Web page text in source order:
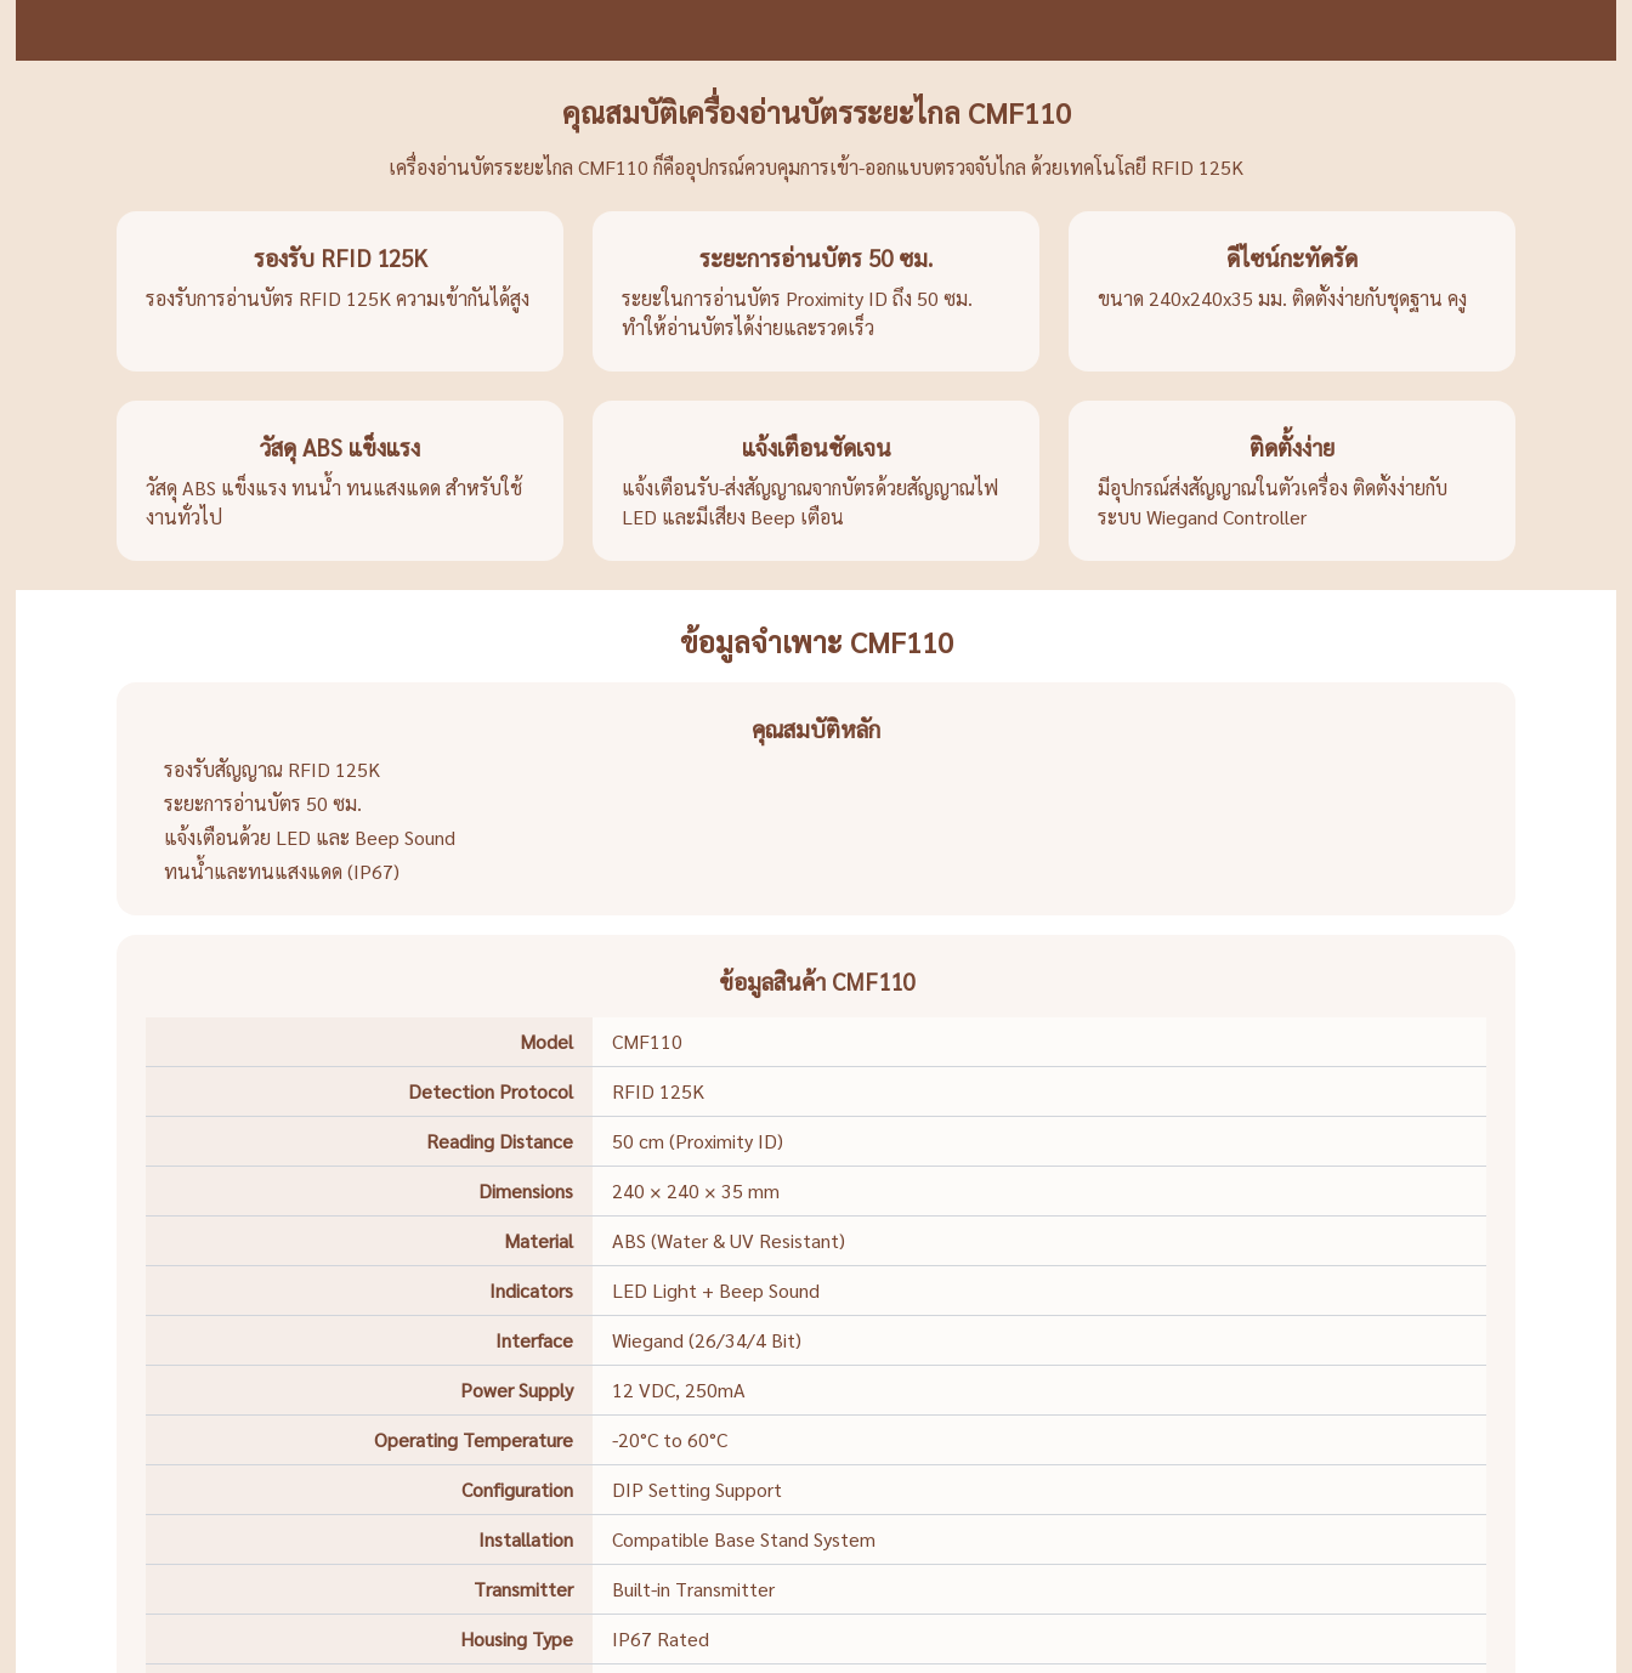
คุณสมบัติเครื่องอ่านบัตรระยะไกล CMF110
เครื่องอ่านบัตรระยะไกล CMF110 ก็คืออุปกรณ์ควบคุมการเข้า-ออกแบบตรวจจับไกล ด้วยเทคโนโลยี RFID 125K
รองรับ RFID 125K
รองรับการอ่านบัตร RFID 125K ความเข้ากันได้สูง
ระยะการอ่านบัตร 50 ซม.
ระยะในการอ่านบัตร Proximity ID ถึง 50 ซม.
ทำให้อ่านบัตรได้ง่ายและรวดเร็ว
ดีไซน์กะทัดรัด
ขนาด 240x240x35 มม. ติดตั้งง่ายกับชุดฐาน คงู
วัสดุ ABS แข็งแรง
วัสดุ ABS แข็งแรง ทนน้ำ ทนแสงแดด สำหรับใช้
งานทั่วไป
แจ้งเตือนชัดเจน
แจ้งเตือนรับ-ส่งสัญญาณจากบัตรด้วยสัญญาณไฟ
LED และมีเสียง Beep เตือน
ติดตั้งง่าย
มีอุปกรณ์ส่งสัญญาณในตัวเครื่อง ติดตั้งง่ายกับ
ระบบ Wiegand Controller
ข้อมูลจำเพาะ CMF110
คุณสมบัติหลัก
รองรับสัญญาณ RFID 125K
ระยะการอ่านบัตร 50 ซม.
แจ้งเตือนด้วย LED และ Beep Sound
ทนน้ำและทนแสงแดด (IP67)
ข้อมูลสินค้า CMF110
Model
CMF110
Detection Protocol
RFID 125K
Reading Distance
50 cm (Proximity ID)
Dimensions
240 × 240 × 35 mm
Material
ABS (Water & UV Resistant)
Indicators
LED Light + Beep Sound
Interface
Wiegand (26/34/4 Bit)
Power Supply
12 VDC, 250mA
Operating Temperature
-20°C to 60°C
Configuration
DIP Setting Support
Installation
Compatible Base Stand System
Transmitter
Built-in Transmitter
Housing Type
IP67 Rated